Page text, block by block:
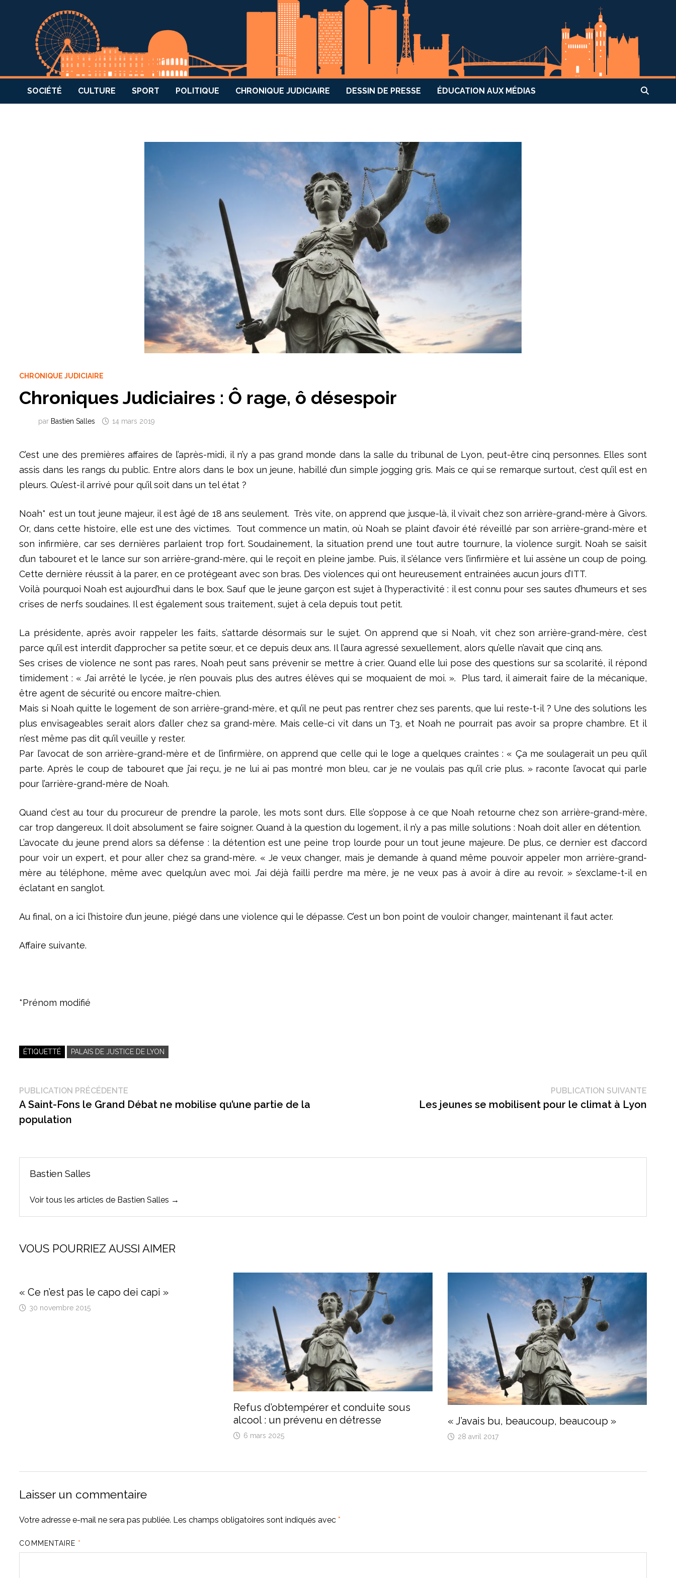
SOCIÉTÉ CULTURE SPORT POLITIQUE CHRONIQUE JUDICIAIRE DESSIN DE PRESSE ÉDUCATION AUX MÉDIAS
CHRONIQUE JUDICIAIRE
Chroniques Judiciaires : Ô rage, ô désespoir
par Bastien Salles 14 mars 2019
C’est une des premières affaires de l’après-midi, il n’y a pas grand monde dans la salle du tribunal de Lyon, peut-être cinq personnes. Elles sont
assis dans les rangs du public. Entre alors dans le box un jeune, habillé d’un simple jogging gris. Mais ce qui se remarque surtout, c’est qu’il est en
pleurs. Qu’est-il arrivé pour qu’il soit dans un tel état ?
Noah* est un tout jeune majeur, il est âgé de 18 ans seulement. Très vite, on apprend que jusque-là, il vivait chez son arrière-grand-mère à Givors.
Or, dans cette histoire, elle est une des victimes. Tout commence un matin, où Noah se plaint d’avoir été réveillé par son arrière-grand-mère et
son infirmière, car ses dernières parlaient trop fort. Soudainement, la situation prend une tout autre tournure, la violence surgit. Noah se saisit
d’un tabouret et le lance sur son arrière-grand-mère, qui le reçoit en pleine jambe. Puis, il s’élance vers l’infirmière et lui assène un coup de poing.
Cette dernière réussit à la parer, en ce protégeant avec son bras. Des violences qui ont heureusement entrainées aucun jours d’ITT.
Voilà pourquoi Noah est aujourd’hui dans le box. Sauf que le jeune garçon est sujet à l’hyperactivité : il est connu pour ses sautes d’humeurs et ses
crises de nerfs soudaines. Il est également sous traitement, sujet à cela depuis tout petit.
La présidente, après avoir rappeler les faits, s’attarde désormais sur le sujet. On apprend que si Noah, vit chez son arrière-grand-mère, c’est
parce qu’il est interdit d’approcher sa petite sœur, et ce depuis deux ans. Il l’aura agressé sexuellement, alors qu’elle n’avait que cinq ans.
Ses crises de violence ne sont pas rares, Noah peut sans prévenir se mettre à crier. Quand elle lui pose des questions sur sa scolarité, il répond
timidement : « J’ai arrêté le lycée, je n’en pouvais plus des autres élèves qui se moquaient de moi. ». Plus tard, il aimerait faire de la mécanique,
être agent de sécurité ou encore maître-chien.
Mais si Noah quitte le logement de son arrière-grand-mère, et qu’il ne peut pas rentrer chez ses parents, que lui reste-t-il ? Une des solutions les
plus envisageables serait alors d’aller chez sa grand-mère. Mais celle-ci vit dans un T3, et Noah ne pourrait pas avoir sa propre chambre. Et il
n’est même pas dit qu’il veuille y rester.
Par l’avocat de son arrière-grand-mère et de l’infirmière, on apprend que celle qui le loge a quelques craintes : « Ça me soulagerait un peu qu’il
parte. Après le coup de tabouret que j’ai reçu, je ne lui ai pas montré mon bleu, car je ne voulais pas qu’il crie plus. » raconte l’avocat qui parle
pour l’arrière-grand-mère de Noah.
Quand c’est au tour du procureur de prendre la parole, les mots sont durs. Elle s’oppose à ce que Noah retourne chez son arrière-grand-mère,
car trop dangereux. Il doit absolument se faire soigner. Quand à la question du logement, il n’y a pas mille solutions : Noah doit aller en détention.
L’avocate du jeune prend alors sa défense : la détention est une peine trop lourde pour un tout jeune majeure. De plus, ce dernier est d’accord
pour voir un expert, et pour aller chez sa grand-mère. « Je veux changer, mais je demande à quand même pouvoir appeler mon arrière-grand-
mère au téléphone, même avec quelqu’un avec moi. J’ai déjà failli perdre ma mère, je ne veux pas à avoir à dire au revoir. » s’exclame-t-il en
éclatant en sanglot.
Au final, on a ici l’histoire d’un jeune, piégé dans une violence qui le dépasse. C’est un bon point de vouloir changer, maintenant il faut acter.
Affaire suivante.
*Prénom modifié
ÉTIQUETTÉ PALAIS DE JUSTICE DE LYON
Navigation
de
l’article
PUBLICATION PRÉCÉDENTE
précédente :
A Saint-Fons le Grand Débat ne mobilise qu’une partie de la
population
PUBLICATION SUIVANTE
Les jeunes se mobilisent pour le climat à Lyon
Bastien Salles
Voir tous les articles de Bastien Salles →
VOUS POURRIEZ AUSSI AIMER
« Ce n’est pas le capo dei capi »
30 novembre 2015
Refus d’obtempérer et conduite sous
alcool : un prévenu en détresse
6 mars 2025
« J’avais bu, beaucoup, beaucoup »
28 avril 2017
Laisser un commentaire
Votre adresse e-mail ne sera pas publiée. Les champs obligatoires sont indiqués avec*
COMMENTAIRE *